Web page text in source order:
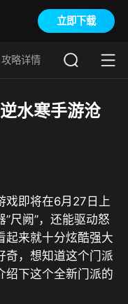
立即下载
攻略详情
水寒手游沧
戏即将在6月27日上
尺阙”，还能驱动怒
起来就十分炫酷强大
奇，想知道这个门派
绍下这个全新门派的